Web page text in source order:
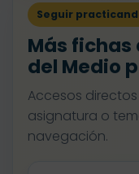
Seguir
Más
del Medio
Accesos
asignatura o
navegación.